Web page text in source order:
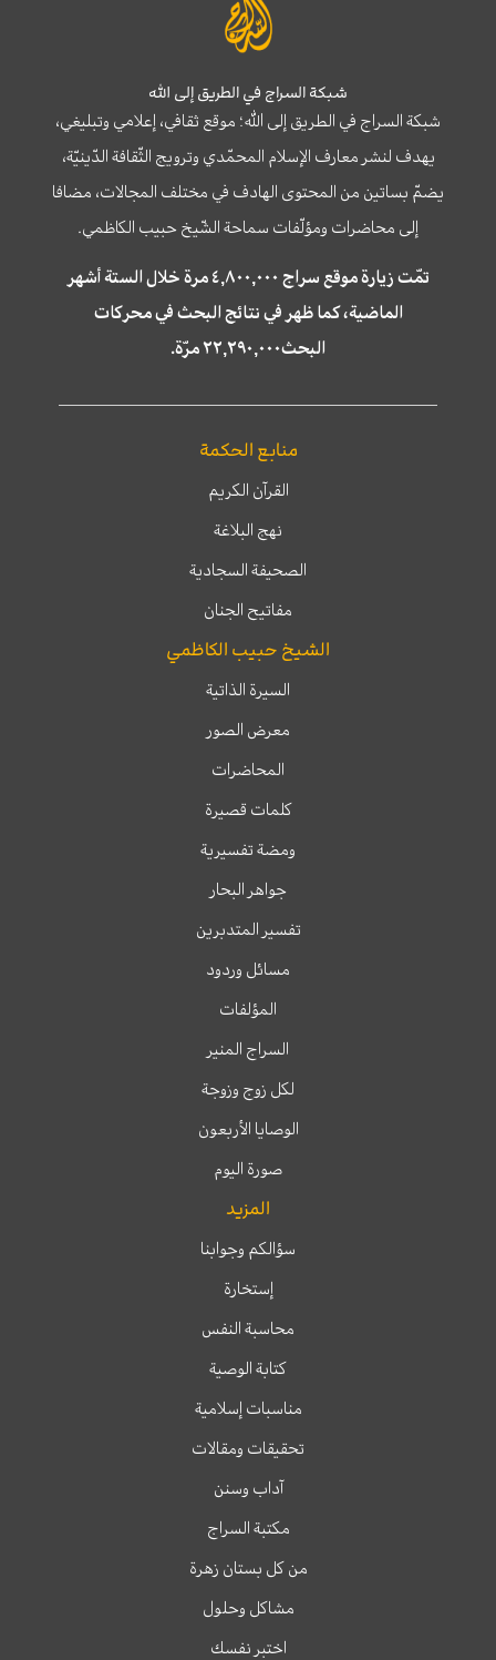
شبكة السراج في الطريق إلى الله
شبكة السراج في الطريق إلى الله؛ موقع ثقافي، إعلامي وتبليغي،
يهدف لنشر معارف الإسلام المحمّدي وترويج الثّقافة الدّينيّة،
يضمّ بساتين من المحتوى الهادف في مختلف المجالات، مضافا
إلى محاضرات ومؤلّفات سماحة الشّيخ حبيب الكاظمي.
تمّت زيارة موقع سراج ٤,٨٠٠,٠٠٠ مرة خلال الستة أشهر
الماضية، كما ظهر في نتائج البحث في محركات
البحث٢٢,٢٩٠,٠٠٠ مرّة.
منابع الحكمة
القرآن الكريم
نهج البلاغة
الصحيفة السجادية
مفاتيح الجنان
الشيخ حبيب الكاظمي
السيرة الذاتية
معرض الصور
المحاضرات
كلمات قصيرة
ومضة تفسيرية
جواهر البحار
تفسير المتدبرين
مسائل وردود
المؤلفات
السراج المنير
لكل زوج وزوجة
الوصايا الأربعون
صورة اليوم
المزيد
سؤالكم وجوابنا
إستخارة
محاسبة النفس
كتابة الوصية
مناسبات إسلامية
تحقيقات ومقالات
آداب وسنن
مكتبة السراج
من كل بستان زهرة
مشاكل وحلول
اختبر نفسك